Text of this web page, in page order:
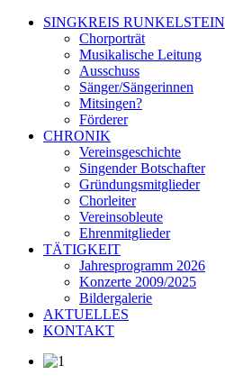
SINGKREIS RUNKELSTEIN
Chorporträt
Musikalische Leitung
Ausschuss
Sänger/Sängerinnen
Mitsingen?
Förderer
CHRONIK
Vereinsgeschichte
Singender Botschafter
Gründungsmitglieder
Chorleiter
Vereinsobleute
Ehrenmitglieder
TÄTIGKEIT
Jahresprogramm 2026
Konzerte 2009/2025
Bildergalerie
AKTUELLES
KONTAKT